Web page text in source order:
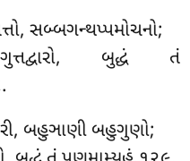
સબ્બગન્થપ્પમોચનો;
બુદ્ધં તં
બહુઞાણી બહુગુણો;